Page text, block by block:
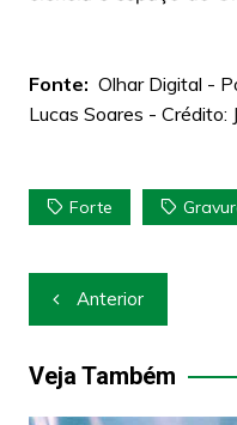
Fonte: Olhar Digital -
Lucas Soares - Crédito:
Forte
Navegação
de
Post
Anterior
Veja Também